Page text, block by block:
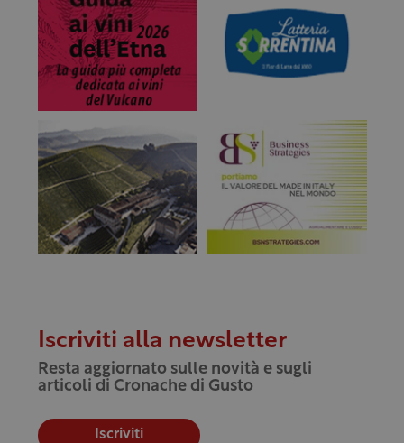
Iscriviti alla newsletter
Resta aggiornato sulle novità e sugli
articoli di Cronache di Gusto
Iscriviti